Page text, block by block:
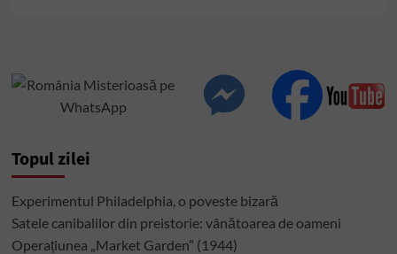
a
salvat
în
Topul zilei
Experimentul Philadelphia, o poveste bizară
Satele canibalilor din preistorie: vânătoarea de oameni
Operațiunea „Market Garden” (1944)